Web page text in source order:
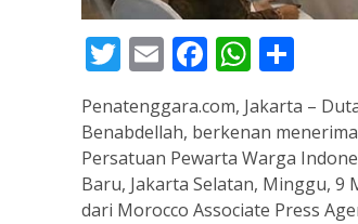
Twitter
EmailFacebook
Penatenggara.com, Jakarta –
Benabdellah, berkenan
Persatuan Pewarta Warga
Baru, Jakarta Selatan, Minggu,
dari Morocco Associate Press